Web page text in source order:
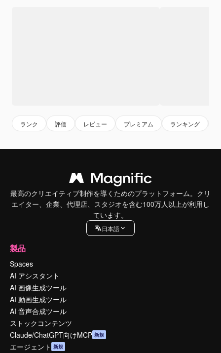
ランク 評価 レビュー プレミアム ランキング
最高のクリエイティブ制作を導くためのプラットフォーム。クリ
エイター、企業、代理店、スタジオを含む100万人以上が利用し
ています。
日本語
製品
Spaces
AI アシスタント
AI 画像生成ツール
AI 動画生成ツール
AI 音声合成ツール
ストックコンテンツ
Claude/ChatGPT向けMCP 新規
エージェント 新規